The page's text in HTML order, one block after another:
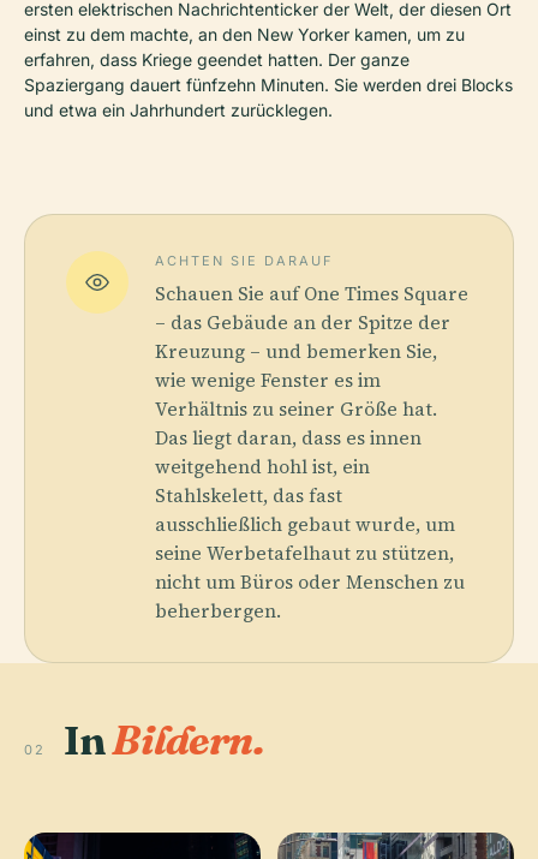
ersten elektrischen Nachrichtenticker der Welt, der diesen Ort
einst zu dem machte, an den New Yorker kamen, um zu
erfahren, dass Kriege geendet hatten. Der ganze
Spaziergang dauert fünfzehn Minuten. Sie werden drei Blocks
und etwa ein Jahrhundert zurücklegen.
ACHTEN SIE DARAUF
Schauen Sie auf One Times Square
– das Gebäude an der Spitze der
Kreuzung – und bemerken Sie,
wie wenige Fenster es im
Verhältnis zu seiner Größe hat.
Das liegt daran, dass es innen
weitgehend hohl ist, ein
Stahlskelett, das fast
ausschließlich gebaut wurde, um
seine Werbetafelhaut zu stützen,
nicht um Büros oder Menschen zu
beherbergen.
02 InBildern.